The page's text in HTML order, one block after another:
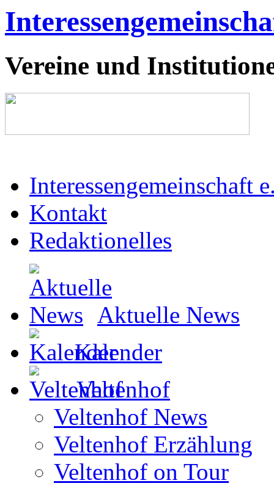
Vereine und
Interessengemeinschaft
Kontakt
Redaktionelles
Aktuelle News
Kalender
Veltenhof
Veltenhof News
Veltenhof Erzählung
Veltenhof on Tour